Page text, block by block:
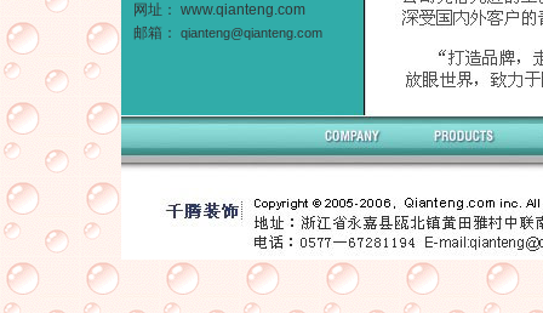
网址： www.qianteng.com
邮箱：
qianteng@qianteng.com